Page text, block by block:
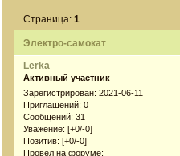
Электро-самокат
Страница:1
Lerka
Активный участник
Зарегистрирован: 2021-06-11
Приглашений: 0
Сообщений: 31
Уважение: [+0/-0]
Позитив: [+0/-0]
Провел на форуме: